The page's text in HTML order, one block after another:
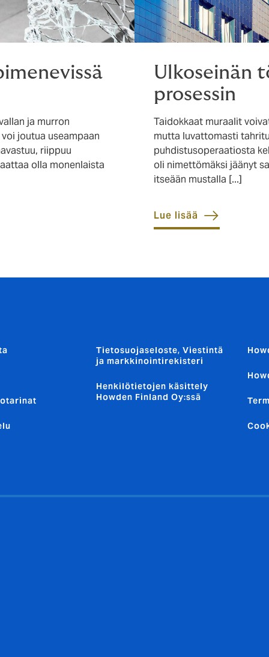
ja murron
joutua useampaan
riippuu
olla monenlaista
Ulkoseinän
prosessin
Taidokkaat muraalit
mutta luvattomasti
puhdistusoperaatiosta
oli nimettömäksi jäänyt
itseään mustalla [...]
Lue lisää
Tietosuojaseloste, Viestintä
ja markkinointirekisteri
Henkilötietojen käsittely
Howden Finland Oy:ssä